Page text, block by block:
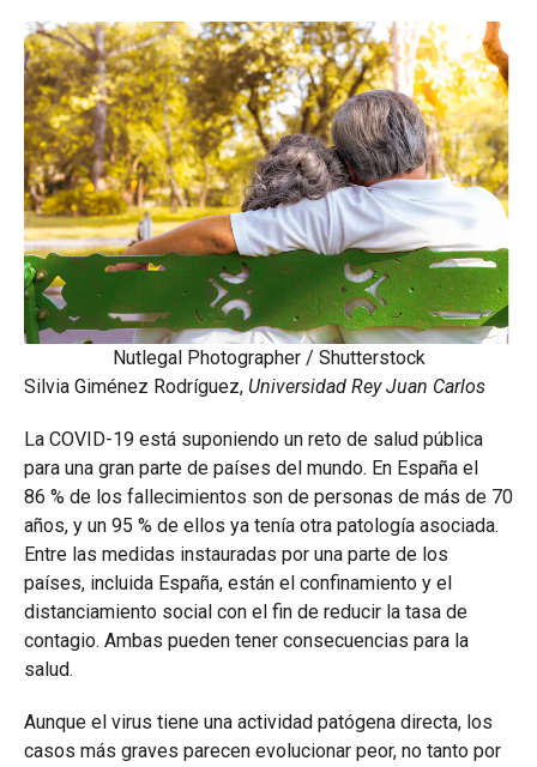
Nutlegal Photographer / Shutterstock
Silvia Giménez Rodríguez, Universidad Rey Juan Carlos
La COVID-19 está suponiendo un reto de salud pública
para una gran parte de países del mundo. En España el
86 % de los fallecimientos son de personas de más de 70
años, y un 95 % de ellos ya tenía otra patología asociada.
Entre las medidas instauradas por una parte de los
países, incluida España, están el confinamiento y el
distanciamiento social con el fin de reducir la tasa de
contagio. Ambas pueden tener consecuencias para la
salud.
Aunque el virus tiene una actividad patógena directa, los
casos más graves parecen evolucionar peor, no tanto por